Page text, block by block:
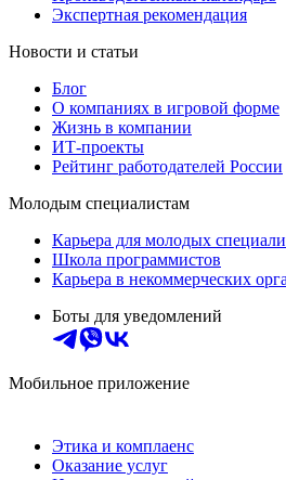
Экспертная рекомендация
Новости и статьи
Блог
О компаниях в игровой форме
Жизнь в компании
ИТ-проекты
Рейтинг работодателей России
Молодым специалистам
Карьера для молодых
Школа программистов
Карьера в некоммерческих
Боты для уведомлений
Мобильное приложение
Этика и комплаенс
Оказание услуг